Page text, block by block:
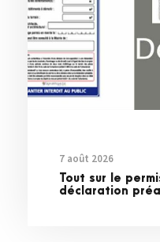
7 août 2026
Tout sur le
déclaration